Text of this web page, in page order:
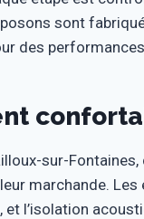
sont
des
sur-
marchande.
l’isolation